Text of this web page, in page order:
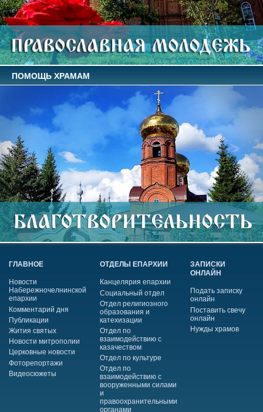
ПОМОЩЬ ХРАМАМ
ГЛАВНОЕ
Новости
Набережночелнинской
епархии
Комментарий дня
Публикации
Жития святых
Новости митрополии
Церковные новости
Фоторепортажи
Видеосюжеты
ОТДЕЛЫ ЕПАРХИИ
Канцелярия епархии
Социальный отдел
Отдел религиозного
образования и
катехизации
Отдел по
взаимодействию с
казачеством
Отдел по культуре
Отдел по
взаимодействию с
вооруженными силами
и
правоохранительными
органами
ЗАПИСКИ
ОНЛАЙН
Подать записку
онлайн
Поставить свечу
онлайн
Нужды храмов